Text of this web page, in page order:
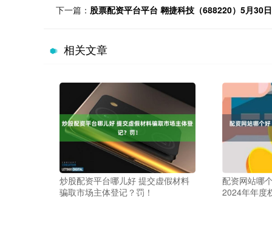
下一篇： 股票配资平台平台 翱捷科技（688220）5月30
相关文章
炒股配资平台哪儿好 提交虚假材料
骗取市场主体登记？罚！
配资网站哪
2024年年度